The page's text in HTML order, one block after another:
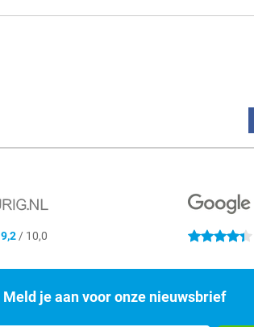
9,2/ 10,0 4.4 sterren
Meld je aan voor onze nieuwsbrief